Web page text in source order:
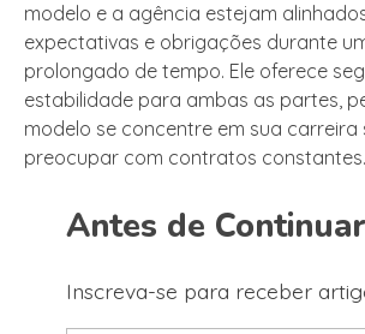
modelo e a agência estejam
expectativas e obrigações durante
prolongado de tempo. Ele oferece
estabilidade para ambas as partes,
modelo se concentre em sua carreira
preocupar com contratos constantes.
Antes de
Inscreva-se para receber